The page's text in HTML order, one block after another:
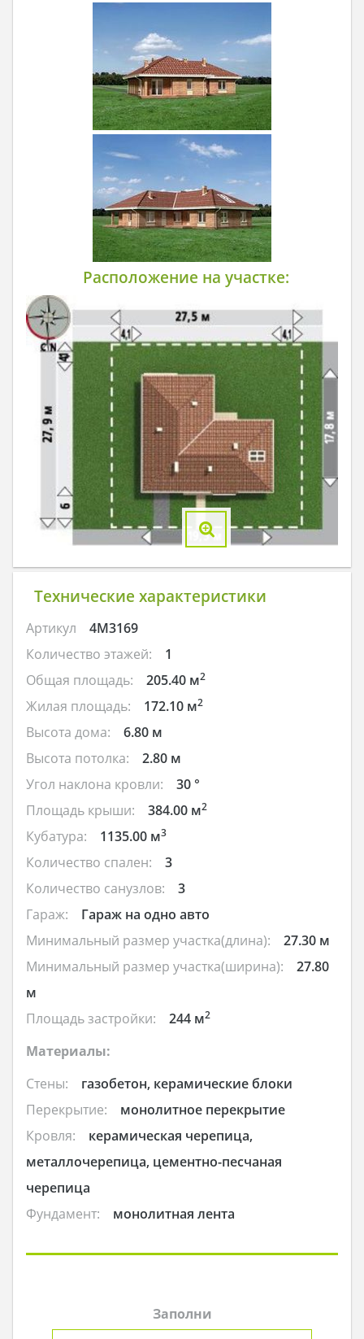
Расположение на участке:
Технические характеристики
Артикул
4M3169
Количество этажей:
1
Общая площадь:
205.40 м2
Жилая площадь: 172.10 м2
Высота дома:
6.80 м
Высота потолка:
2.80 м
Угол наклона кровли:
30 °
Площадь крыши:
384.00 м2
Кубатура: 1135.00 м3
Количество спален:
3
Количество санузлов:
3
Гараж:
Гараж на одно авто
Минимальный размер участка(длина):
27.30 м
Минимальный размер участка(ширина):
27.80
м
Площадь застройки:
244 м2
Материалы:
Стены:
газобетон, керамические блоки
Перекрытие:
монолитное перекрытие
Кровля:
керамическая черепица,
металлочерепица, цементно-песчаная
черепица
Фундамент:
монолитная лента
Заполни